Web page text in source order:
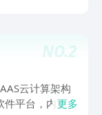
【任务系统上
请好友做任
拿好礼，福利
现金。
NO.2
云计算架构
件平台，内置超
更多